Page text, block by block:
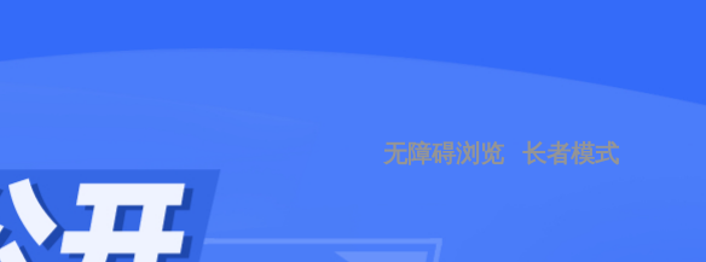
长者模式
无障碍浏览